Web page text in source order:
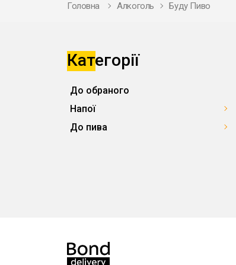
Головна Алкоголь Буду Пиво
Категорії
До обраного
Напої
До пива